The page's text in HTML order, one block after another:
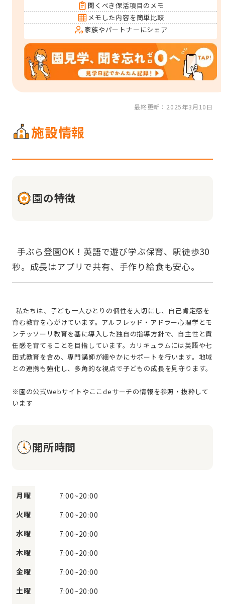
聞くべき保活項目のメモ
メモした内容を簡単比較
家族やパートナーにシェア
最終更新：2025年3月10日
施設情報
園の特徴
育む教育を心がけています。アルフレッド・アドラー心理学とモ
ンテッソーリ教育を基に導入した独自の指導方針で、自主性と責
任感を育てることを目指しています。カリキュラムには英語や七
田式教育を含め、専門講師が細やかにサポートを行います。地域
との連携も強化し、多角的な視点で子どもの成長を見守ります。
※園の公式Webサイトやここdeサーチの情報を参照・抜粋して
開所時間
月曜 7:00~20:00
火曜
7:00~20:00
水曜
7:00~20:00
木曜
7:00~20:00
金曜
7:00~20:00
土曜
7:00~20:00